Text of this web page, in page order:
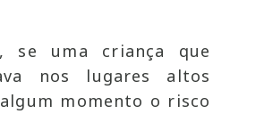
se uma criança que
nos lugares altos
momento o risco